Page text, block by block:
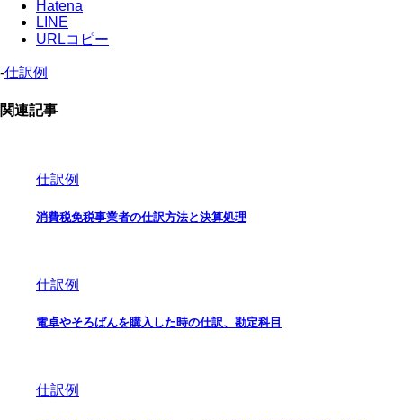
Hatena
LINE
URLコピー
-仕訳例
関連記事
仕訳例
消費税免税事業者の仕訳方法と決算処理
仕訳例
電卓やそろばんを購入した時の仕訳、勘定科目
仕訳例